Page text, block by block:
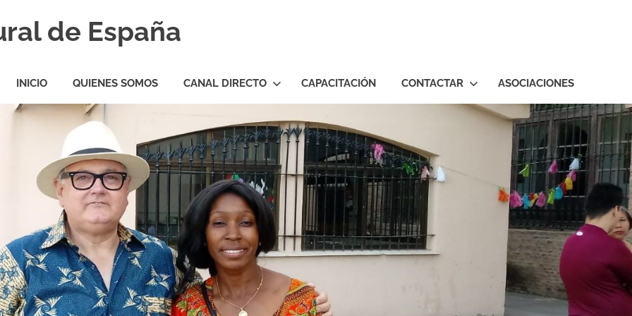
de España
INICIO QUIENES SOMOS CANAL DIRECTO CAPACITACIÓN CONTACTAR ASOCIACIONES